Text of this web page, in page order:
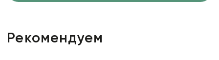
Рекомендуем